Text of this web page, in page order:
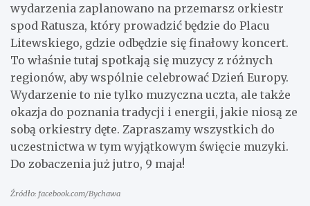
wydarzenia zaplanowano na przemarsz orkiestr
spod Ratusza, który prowadzić będzie do Placu
Litewskiego, gdzie odbędzie się finałowy koncert.
To właśnie tutaj spotkają się muzycy z różnych
regionów, aby wspólnie celebrować Dzień Europy.
Wydarzenie to nie tylko muzyczna uczta, ale także
okazja do poznania tradycji i energii, jakie niosą ze
sobą orkiestry dęte. Zapraszamy wszystkich do
uczestnictwa w tym wyjątkowym święcie muzyki.
Do zobaczenia już jutro, 9 maja!
Źródło: facebook.com/Bychawa